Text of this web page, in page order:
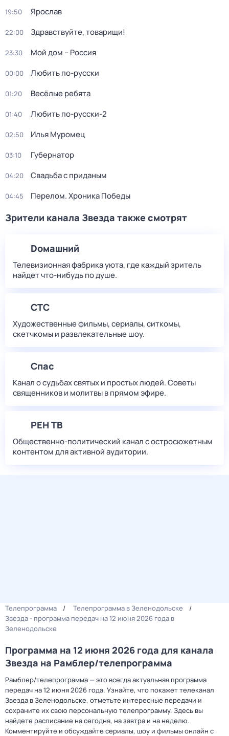
19:50 Ярослав
22:00 Здравствуйте, товарищи!
23:30 Мой дом – Россия
00:00 Любить по-русски
01:20 Весёлые ребята
01:40 Любить по-русски-2
02:50 Илья Муромец
03:10 Губернатор
04:20 Свадьба с приданым
04:45 Перелом. Хроника Победы
Зрители канала Звезда также смотрят
Dомашний
Телевизионная фабрика уюта, где каждый зритель
найдет что‑нибудь по душе.
СТС
Художественные фильмы, сериалы, ситкомы,
скетчкомы и развлекательные шоу.
Спас
Канал о судьбах святых и простых людей. Советы
священников и молитвы в прямом эфире.
РЕН ТВ
Общественно-политический канал с остросюжетным
контентом для активной аудитории.
Телепрограмма
Телепрограмма в Зеленодольске
Звезда - программа передач на 12 июня 2026 года в
Зеленодольске
Программа на 12 июня 2026 года для канала
Звезда на Рамблер/телепрограмма
Рамблер/телепрограмма — это всегда актуальная программа
передач на 12 июня 2026 года. Узнайте, что покажет телеканал
Звезда в Зеленодольске, отметьте интересные передачи и
сохраните их свою персональную телепрограмму. Здесь вы
найдете расписание на сегодня, на завтра и на неделю.
Комментируйте и обсуждайте сериалы, шоу и фильмы онлайн с